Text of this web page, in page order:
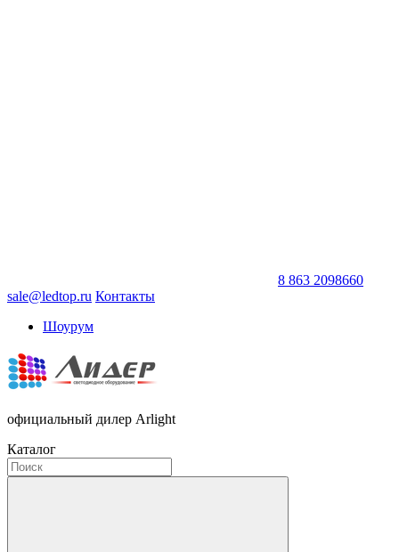
8 863 2098660
sale@ledtop.ru Контакты
Шоурум
официальный дилер Arlight
Каталог